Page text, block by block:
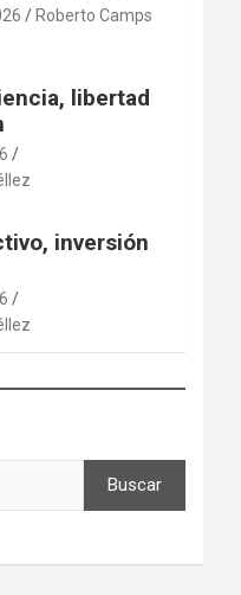
Roberto Camps
libertad
inversión
Buscar